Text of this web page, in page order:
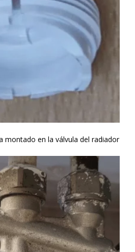
montado en la válvula del radiador